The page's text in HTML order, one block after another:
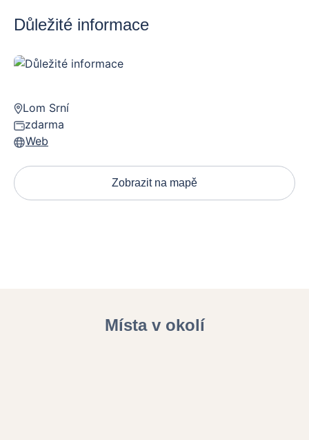
Důležité informace
Lom Srní
zdarma
Web
Zobrazit na mapě
Místa v okolí